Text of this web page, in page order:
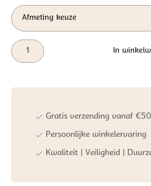
Tapis
Petit
Ocean
In
Gratis verzending vanaf
Persoonlijke winkelervaring
Kwaliteit | Veiligheid |